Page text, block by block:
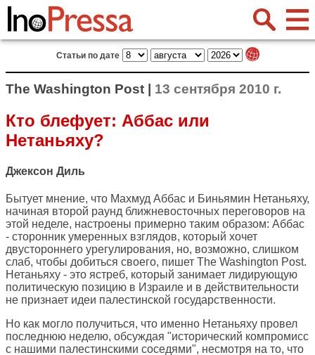
Статьи по дате
The Washington Post | 13 сентября 2010 г.
Кто блефует: Аббас или
Нетаньяху?
Джексон Диль
Бытует мнение, что Махмуд Аббас и Биньямин Нетаньяху,
начиная второй раунд ближневосточных переговоров на
этой неделе, настроены примерно таким образом: Аббас
- сторонник умеренных взглядов, который хочет
двустороннего урегулирования, но, возможно, слишком
слаб, чтобы добиться своего, пишет The Washington Post.
Нетаньяху - это ястреб, который занимает лидирующую
политическую позицию в Израиле и в действительности
не признает идеи палестинской государственности.
Но как могло получиться, что именно Нетаньяху провел
последнюю неделю, обсуждая "исторический компромисс
с нашими палестинскими соседями", несмотря на то, что